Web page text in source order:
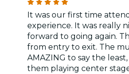
It was our first time
experience. It was really
forward to going again.
from entry to exit. The
AMAZING to say the
them playing center